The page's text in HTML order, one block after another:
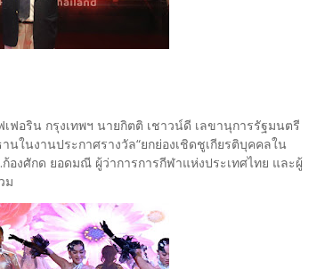
ฟอริน กรุงเทพฯ นายกิตติ เชาวน์ดี เลขานุการรัฐมนตรี
นในงานประกาศรางวัล“ยกย่องเชิดชูเกียรติบุคคลใน
องศักด ยอดมณี ผู้ว่าการการกีฬาแห่งประเทศไทย และผู้
ม